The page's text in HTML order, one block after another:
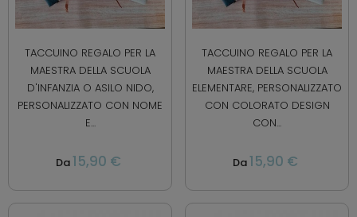
TACCUINO REGALO PER LA
MAESTRA DELLA SCUOLA
D'INFANZIA O ASILO NIDO,
PERSONALIZZATO CON NOME
E...
Da15,90 €
TACCUINO REGALO PER LA
MAESTRA DELLA SCUOLA
ELEMENTARE, PERSONALIZZATO
CON COLORATO DESIGN
CON...
Da15,90 €